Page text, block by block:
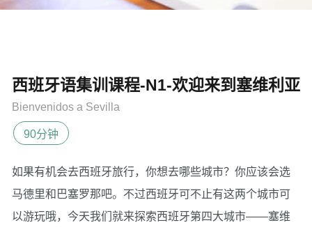
西班牙语集训课程-N1-欢迎来到塞维利亚
Bienvenidos a Sevilla
90分钟
如果有机会去西班牙旅行，你想去哪些城市？你应该会选
马德里和巴塞罗那吧。不过西班牙可不止有这两个城市可
以游玩哦，今天我们就来探索西班牙第四大城市——塞维